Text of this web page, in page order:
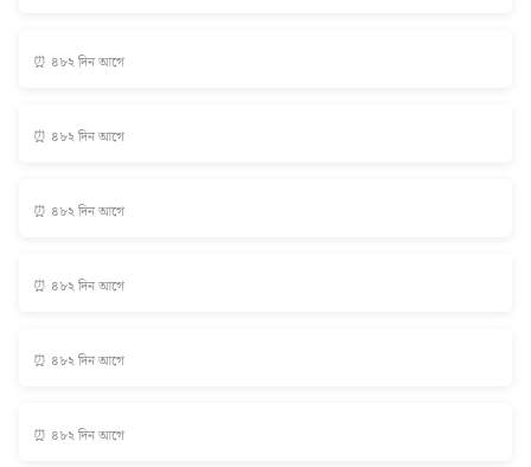
⏰ ৪৮২ দিন আগে
⏰ ৪৮২ দিন আগে
⏰ ৪৮২ দিন আগে
⏰ ৪৮২ দিন আগে
⏰ ৪৮২ দিন আগে
⏰ ৪৮২ দিন আগে